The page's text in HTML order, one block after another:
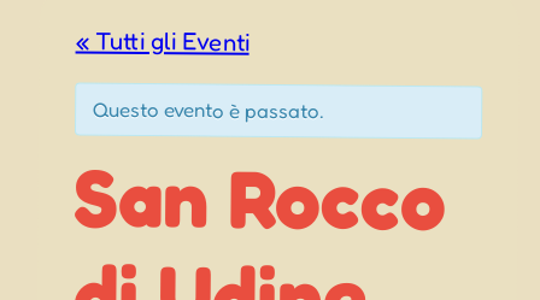
« Tutti gli Eventi
Questo evento è passato.
San Rocco
di Udine
Festa di